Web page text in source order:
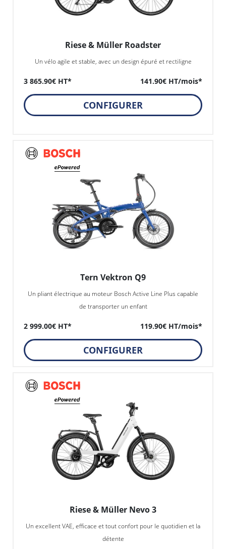
Riese & Müller Roadster
Un vélo agile et stable, avec un design épuré et rectiligne
3 865.90€ HT* 141.90€ HT/mois*
CONFIGURER
Tern Vektron Q9
Un pliant électrique au moteur Bosch Active Line Plus capable
de transporter un enfant
2 999.00€ HT* 119.90€ HT/mois*
CONFIGURER
Riese & Müller Nevo 3
Un excellent VAE, efficace et tout confort pour le quotidien et la
détente